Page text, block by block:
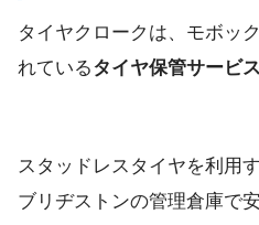
タイヤクロークは、モボッ
れているタイヤ保管サービス
スタッドレスタイヤを利用
ブリヂストンの管理倉庫で